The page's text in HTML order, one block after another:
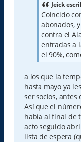
Jeick
Coincido
abonados,
contra el
entradas a
el 90%,
a los que la
hasta mayo ya
ser socios, antes
Así que el
había al final de
acto seguido
lista de espera